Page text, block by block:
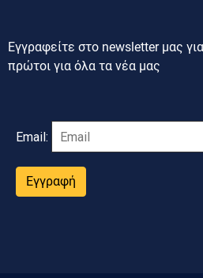
Εγγραφείτε στο newsletter μας
πρώτοι για όλα τα νέα μας
Email:
Εγγραφή